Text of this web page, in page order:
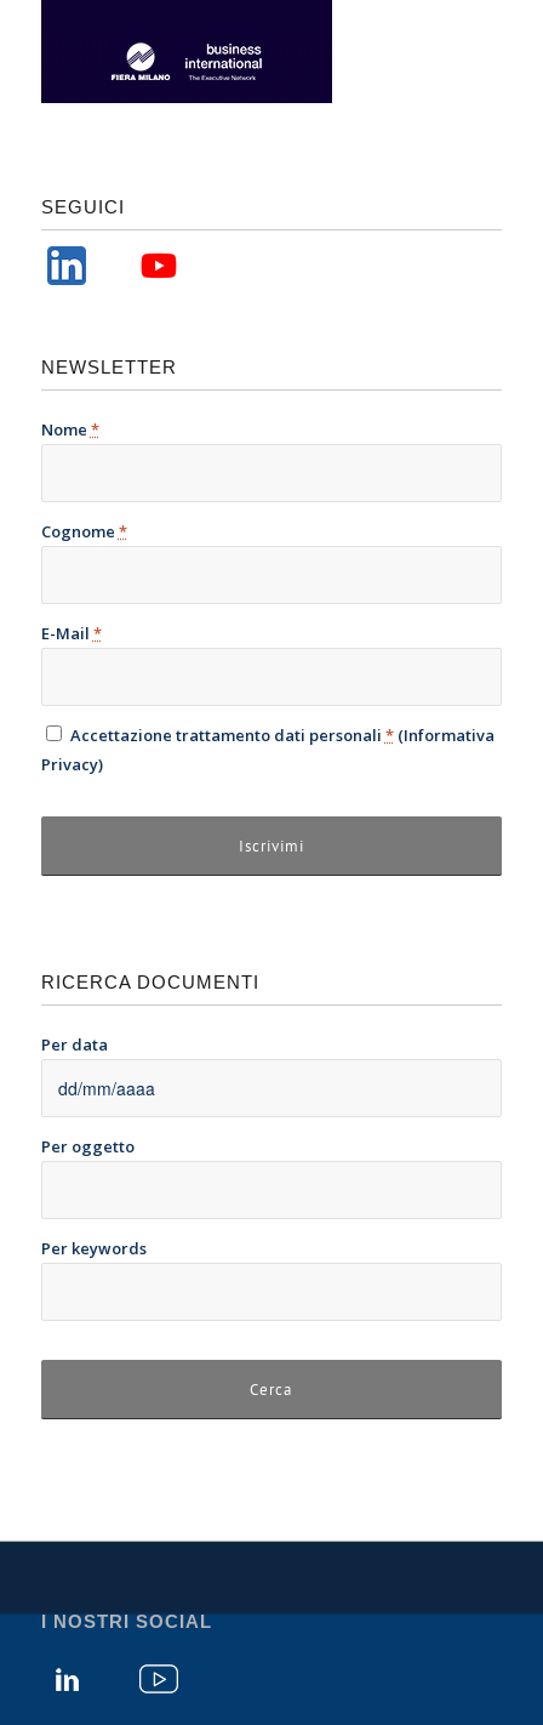
SEGUICI
NEWSLETTER
Nome *
Cognome *
E-Mail *
Accettazione trattamento dati personali *(Informativa
Privacy)
RICERCA DOCUMENTI
Per data
Per oggetto
Per keywords
I NOSTRI SOCIAL